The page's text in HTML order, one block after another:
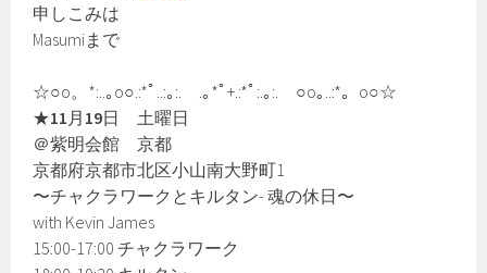
申しこみは
Masumiまで
☆○o。*:..｡o○.:*ﾟ..:｡:. .｡*ﾟ+.:*ﾟ:.｡:. ○o｡..:*。o○☆
★11月 19日 土曜日
＠紫明会館 京都
京都府京都市北区小山南大野町1
〜チャクラワークとキルタン- 魂の休日〜
with Kevin James
15:00-17:00 チャクラワーク